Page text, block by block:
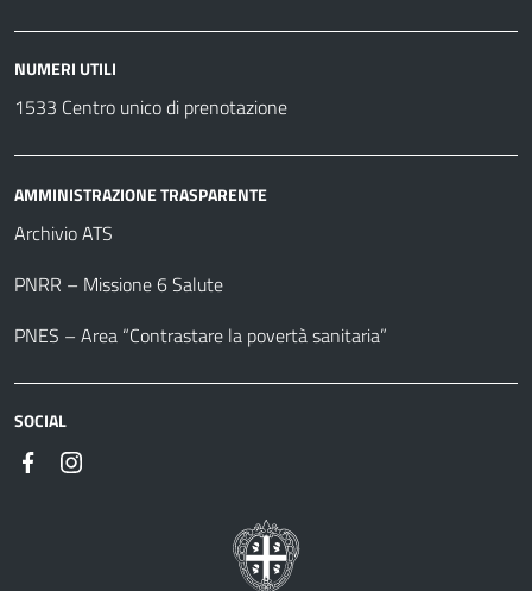
NUMERI UTILI
1533 Centro unico di prenotazione
AMMINISTRAZIONE TRASPARENTE
Archivio ATS
PNRR – Missione 6 Salute
PNES – Area “Contrastare la povertà sanitaria”
SOCIAL